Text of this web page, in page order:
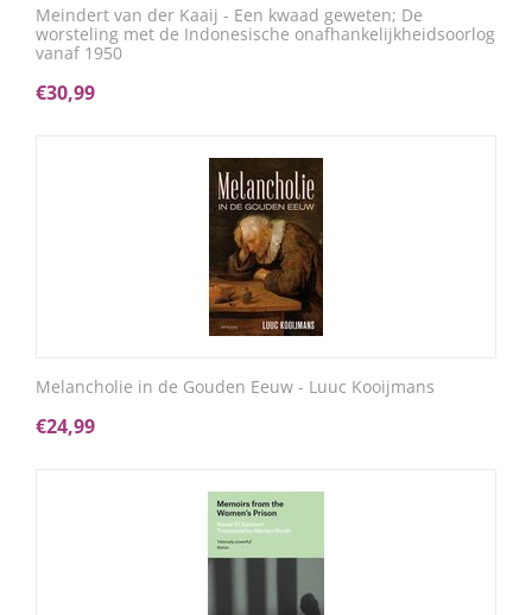
Meindert van der Kaaij - Een kwaad geweten; De
worsteling met de Indonesische onafhankelijkheidsoorlog
vanaf 1950
€30,99
Melancholie in de Gouden Eeuw - Luuc Kooijmans
€24,99